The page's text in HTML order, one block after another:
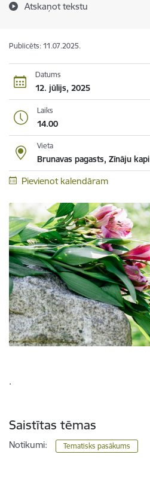
Atskaņot tekstu
Publicēts: 11.07.2025.
Datums
12. jūlijs, 2025
Laiks
14.00
Vieta
Brunavas pagasts, Zīnāju kapi
Pievienot kalendāram
.
Saistītas tēmas
Notikumi: Tematisks pasākums